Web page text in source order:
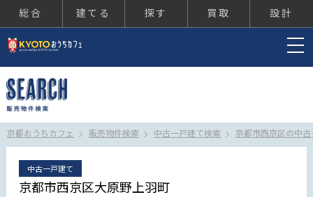
総合 建てる 探す 買取 設計
京都おうちカフェ 販売物件検索 中古一戸建て検索 京都市西京区の中
中古一戸建て
京都市西京区大原野上羽町